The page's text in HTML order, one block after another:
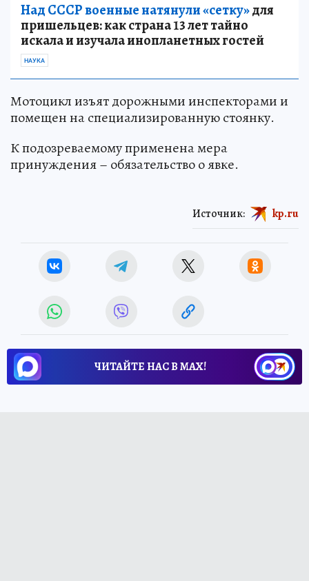
Над СССР военные натянули «сетку»для
пришельцев: как страна 13 лет тайно
искала и изучала инопланетных гостей
НАУКА
Мотоцикл изъят дорожными инспекторами и
помещен на специализированную стоянку.
К подозреваемому применена мера
принуждения – обязательство о явке.
Источник: kp.ru
ЧИТАЙТЕ НАС В МАХ!